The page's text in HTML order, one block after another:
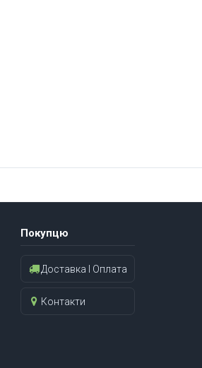
Покупцю
Доставка І Оплата
Контакти